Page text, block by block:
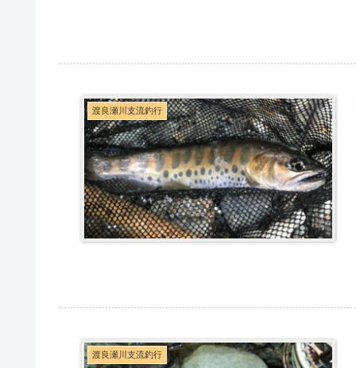
渡良瀬川支流釣行
渡良瀬川支流釣行